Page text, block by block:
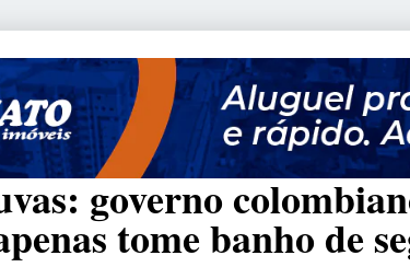
governo
tome banho de